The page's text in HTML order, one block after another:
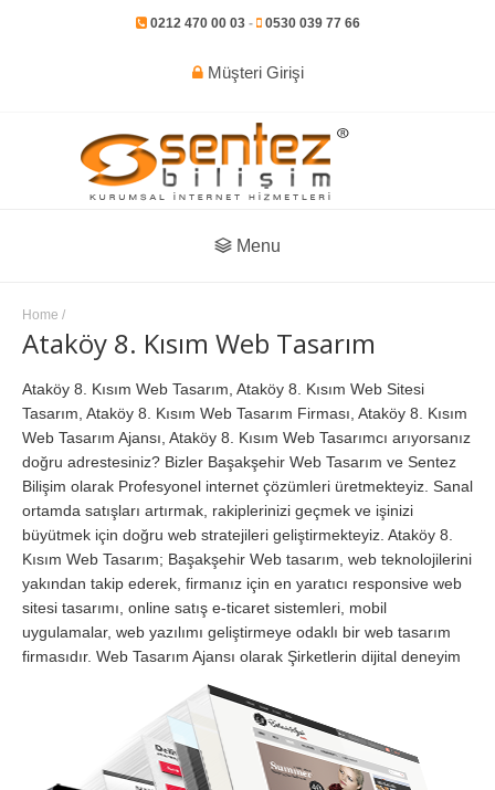
0212 470 00 03- 0530 039 77 66
Müşteri Girişi
Menu
Home /
Ataköy 8. Kısım Web Tasarım
Ataköy 8. Kısım Web Tasarım, Ataköy 8. Kısım Web Sitesi
Tasarım, Ataköy 8. Kısım Web Tasarım Firması, Ataköy 8. Kısım
Web Tasarım Ajansı, Ataköy 8. Kısım Web Tasarımcı arıyorsanız
doğru adrestesiniz? Bizler Başakşehir Web Tasarım ve Sentez
Bilişim olarak Profesyonel internet çözümleri üretmekteyiz. Sanal
ortamda satışları artırmak, rakiplerinizi geçmek ve işinizi
büyütmek için doğru web stratejileri geliştirmekteyiz. Ataköy 8.
Kısım Web Tasarım; Başakşehir Web tasarım, web teknolojilerini
yakından takip ederek, firmanız için en yaratıcı responsive web
sitesi tasarımı, online satış e-ticaret sistemleri, mobil
uygulamalar, web yazılımı geliştirmeye odaklı bir web tasarım
firmasıdır. Web Tasarım Ajansı olarak Şirketlerin dijital deneyim